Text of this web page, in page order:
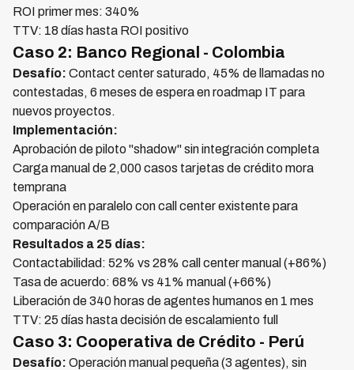
ROI primer mes: 340%
TTV: 18 días hasta ROI positivo
Caso 2: Banco Regional - Colombia
Desafío: Contact center saturado, 45% de llamadas no
contestadas, 6 meses de espera en roadmap IT para
nuevos proyectos.
Implementación:
Aprobación de piloto "shadow" sin integración completa
Carga manual de 2,000 casos tarjetas de crédito mora
temprana
Operación en paralelo con call center existente para
comparación A/B
Resultados a 25 días:
Contactabilidad: 52% vs 28% call center manual (+86%)
Tasa de acuerdo: 68% vs 41% manual (+66%)
Liberación de 340 horas de agentes humanos en 1 mes
TTV: 25 días hasta decisión de escalamiento full
Caso 3: Cooperativa de Crédito - Perú
Desafío: Operación manual pequeña (3 agentes), sin